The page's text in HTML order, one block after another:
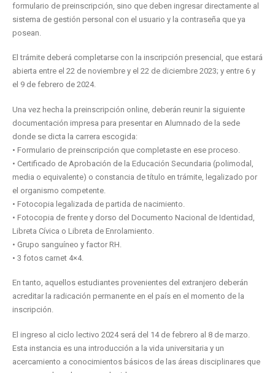
formulario de preinscripción, sino que deben ingresar directamente al
sistema de gestión personal con el usuario y la contraseña que ya
posean.
El trámite deberá completarse con la inscripción presencial, que estará
abierta entre el 22 de noviembre y el 22 de diciembre 2023; y entre 6 y
el 9 de febrero de 2024.
Una vez hecha la preinscripción online, deberán reunir la siguiente
documentación impresa para presentar en Alumnado de la sede
donde se dicta la carrera escogida:
• Formulario de preinscripción que completaste en ese proceso.
• Certificado de Aprobación de la Educación Secundaria (polimodal,
media o equivalente) o constancia de título en trámite, legalizado por
el organismo competente.
• Fotocopia legalizada de partida de nacimiento.
• Fotocopia de frente y dorso del Documento Nacional de Identidad,
Libreta Cívica o Libreta de Enrolamiento.
• Grupo sanguíneo y factor RH.
• 3 fotos carnet 4×4.
En tanto, aquellos estudiantes provenientes del extranjero deberán
acreditar la radicación permanente en el país en el momento de la
inscripción.
El ingreso al ciclo lectivo 2024 será del 14 de febrero al 8 de marzo.
Esta instancia es una introducción a la vida universitaria y un
acercamiento a conocimientos básicos de las áreas disciplinares que